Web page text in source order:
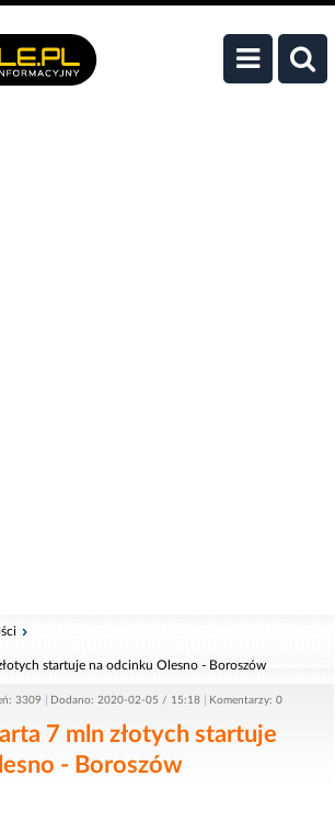
startuje na odcinku Olesno - Boroszów
3309 Dodano: 2020-02-05 / 15:18 Komentarzy: 0
7 mln złotych startuje
- Boroszów